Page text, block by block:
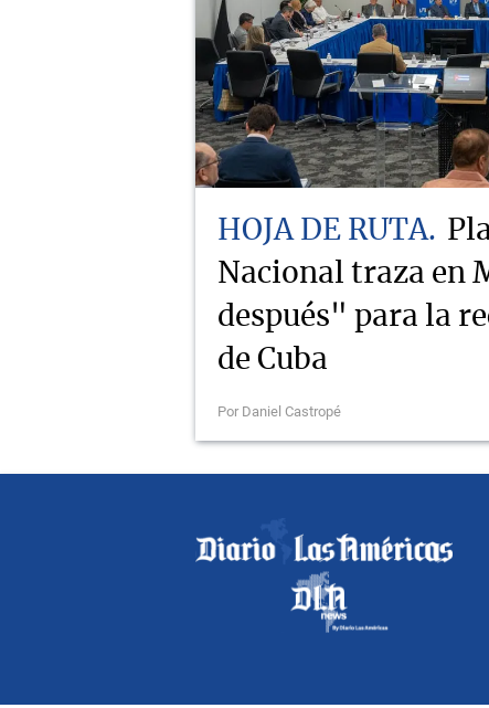
HOJA DE RUTA
Nacional traza en
después" para la
de Cuba
Por Daniel Castropé